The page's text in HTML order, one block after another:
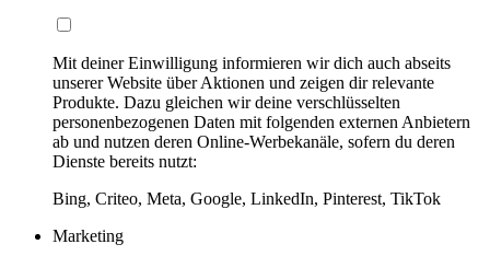
Mit deiner Einwilligung informieren wir dich auch abseits
unserer Website über Aktionen und zeigen dir relevante
Produkte. Dazu gleichen wir deine verschlüsselten
personenbezogenen Daten mit folgenden externen Anbietern
ab und nutzen deren Online-Werbekanäle, sofern du deren
Dienste bereits nutzt:
Bing, Criteo, Meta, Google, LinkedIn, Pinterest, TikTok
Marketing